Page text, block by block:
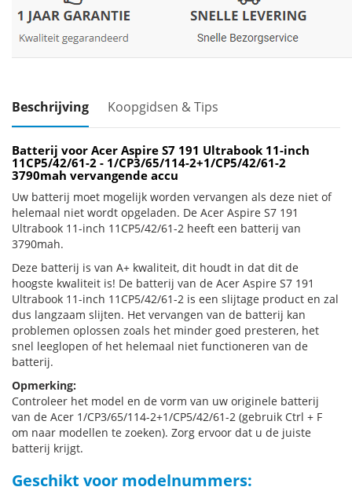
Beschrijving Koopgidsen & Tips
Batterij voor Acer Aspire S7 191 Ultrabook 11-inch
11CP5/42/61-2 - 1/CP3/65/114-2+1/CP5/42/61-2
3790mah vervangende accu
Uw batterij moet mogelijk worden vervangen als deze niet of
helemaal niet wordt opgeladen. De Acer Aspire S7 191
Ultrabook 11-inch 11CP5/42/61-2 heeft een batterij van
3790mah.
Deze batterij is van A+ kwaliteit, dit houdt in dat dit de
hoogste kwaliteit is! De batterij van de Acer Aspire S7 191
Ultrabook 11-inch 11CP5/42/61-2 is een slijtage product en zal
dus langzaam slijten. Het vervangen van de batterij kan
problemen oplossen zoals het minder goed presteren, het
snel leeglopen of het helemaal niet functioneren van de
batterij.
Opmerking:
Controleer het model en de vorm van uw originele batterij
van de Acer 1/CP3/65/114-2+1/CP5/42/61-2 (gebruik Ctrl + F
om naar modellen te zoeken). Zorg ervoor dat u de juiste
batterij krijgt.
Geschikt voor modelnummers: